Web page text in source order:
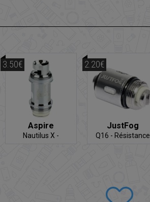
Aspire
Nautilus X -
3.50€
JustFog
Q16 - Résistance
2.20€